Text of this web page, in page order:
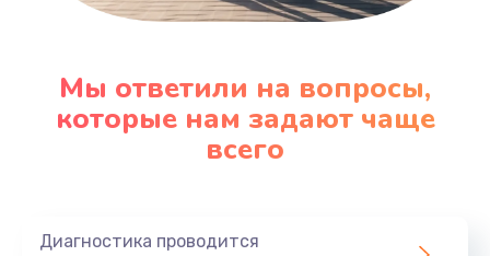
Мы ответили на вопросы,
которые нам задают чаще
всего
Диагностика проводится